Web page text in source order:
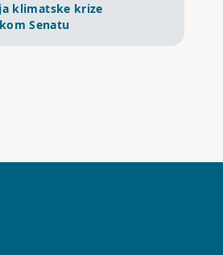
klimatske krize
Senatu